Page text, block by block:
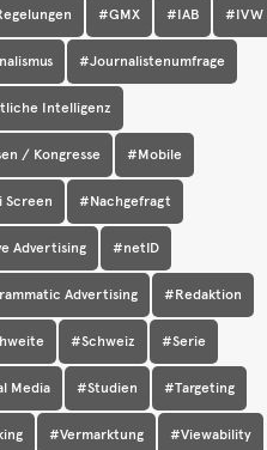
#GMX #IAB #IVW
#Journalistenumfrage
Intelligenz
/ Kongresse #Mobile
#Nachgefragt
Advertising #netID
Advertising #Redaktion
#Schweiz #Serie
Media #Studien #Targeting
#Vermarktung #Viewability